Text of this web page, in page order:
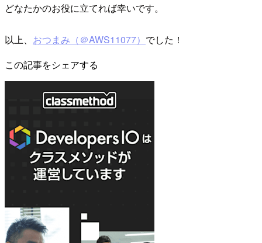
どなたかのお役に立てれば幸いです。
以上、 おつまみ（＠AWS11077） でした！
この記事をシェアする